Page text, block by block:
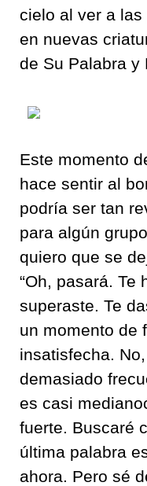
cielo al ver a
en nuevas
de Su Palabra y
Este momento
hace sentir al
podría ser tan
para algún
quiero que se
“Oh, pasará. Te
superaste. Te
un momento de
insatisfecha.
demasiado
es casi
fuerte. Buscaré
última palabra
ahora. Pero sé